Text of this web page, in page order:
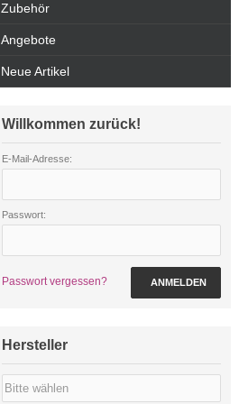
Zubehör
Angebote
Neue Artikel
Willkommen zurück!
E-Mail-Adresse:
Passwort:
Passwort vergessen? ANMELDEN
Hersteller